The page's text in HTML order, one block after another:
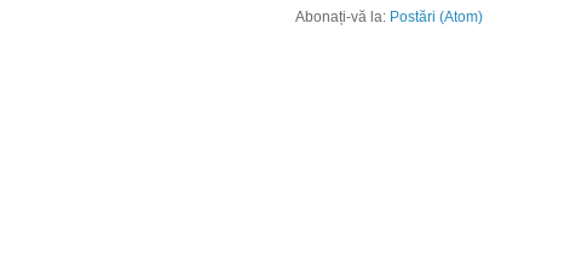
Abonați-vă la: Postări (Atom)